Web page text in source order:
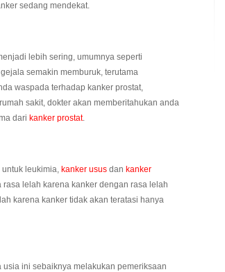
sedang mendekat.
lebih sering, umumnya seperti
semakin memburuk, terutama
waspada terhadap kanker prostat,
sakit, dokter akan memberitahukan anda
dari kanker prostat.
leukimia, kanker usus dan kanker
lelah karena kanker dengan rasa lelah
karena kanker tidak akan teratasi hanya
usia ini sebaiknya melakukan pemeriksaan